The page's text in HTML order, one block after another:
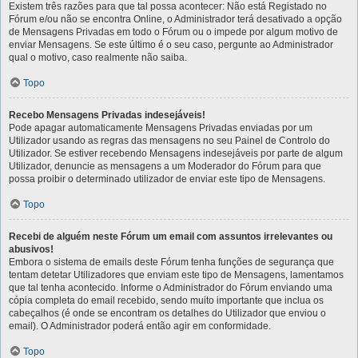
Existem três razões para que tal possa acontecer: Não está Registado no
Fórum e/ou não se encontra Online, o Administrador terá desativado a opção
de Mensagens Privadas em todo o Fórum ou o impede por algum motivo de
enviar Mensagens. Se este último é o seu caso, pergunte ao Administrador
qual o motivo, caso realmente não saiba.
Topo
Recebo Mensagens Privadas indesejáveis!
Pode apagar automaticamente Mensagens Privadas enviadas por um
Utilizador usando as regras das mensagens no seu Painel de Controlo do
Utilizador. Se estiver recebendo Mensagens indesejáveis por parte de algum
Utilizador, denuncie as mensagens a um Moderador do Fórum para que
possa proibir o determinado utilizador de enviar este tipo de Mensagens.
Topo
Recebi de alguém neste Fórum um email com assuntos irrelevantes ou
abusivos!
Embora o sistema de emails deste Fórum tenha funções de segurança que
tentam detetar Utilizadores que enviam este tipo de Mensagens, lamentamos
que tal tenha acontecido. Informe o Administrador do Fórum enviando uma
cópia completa do email recebido, sendo muito importante que inclua os
cabeçalhos (é onde se encontram os detalhes do Utilizador que enviou o
email). O Administrador poderá então agir em conformidade.
Topo